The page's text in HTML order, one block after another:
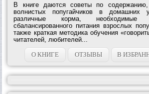
В книге даются советы по
волнистых попугайчиков в домашних
различные корма, необходимые
сбалансированного питания взрослых
также краткая методика обучения
читателей, любителей...
О КНИГЕ
ОТЗЫВЫ В